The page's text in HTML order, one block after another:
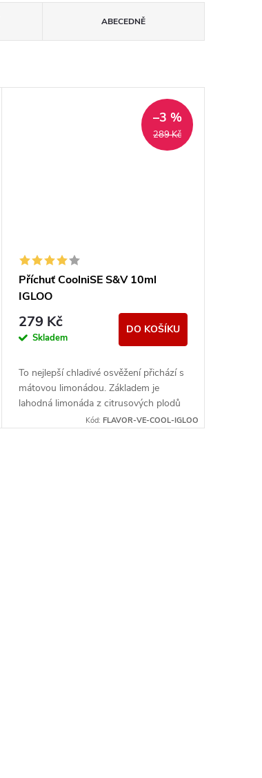
ABECEDNĚ
289 Kč
–3 %
Příchuť CoolniSE S&V 10ml
IGLOO
279 Kč
Skladem
DO KOŠÍKU
To nejlepší chladivé osvěžení přichází s
mátovou limonádou. Základem je
lahodná limonáda z citrusových plodů
s nádechem sladkých malin a
Kód: FLAVOR-VE-COOL-IGLOO